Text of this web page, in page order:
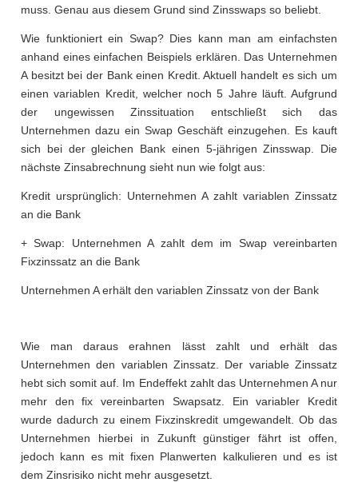
muss. Genau aus diesem Grund sind Zinsswaps so beliebt.
Wie funktioniert ein Swap? Dies kann man am einfachsten
anhand eines einfachen Beispiels erklären. Das Unternehmen
A besitzt bei der Bank einen Kredit. Aktuell handelt es sich um
einen variablen Kredit, welcher noch 5 Jahre läuft. Aufgrund
der ungewissen Zinssituation entschließt sich das
Unternehmen dazu ein Swap Geschäft einzugehen. Es kauft
sich bei der gleichen Bank einen 5-jährigen Zinsswap. Die
nächste Zinsabrechnung sieht nun wie folgt aus:
Kredit ursprünglich: Unternehmen A zahlt variablen Zinssatz
an die Bank
+ Swap: Unternehmen A zahlt dem im Swap vereinbarten
Fixzinssatz an die Bank
Unternehmen A erhält den variablen Zinssatz von der Bank
Wie man daraus erahnen lässt zahlt und erhält das
Unternehmen den variablen Zinssatz. Der variable Zinssatz
hebt sich somit auf. Im Endeffekt zahlt das Unternehmen A nur
mehr den fix vereinbarten Swapsatz. Ein variabler Kredit
wurde dadurch zu einem Fixzinskredit umgewandelt. Ob das
Unternehmen hierbei in Zukunft günstiger fährt ist offen,
jedoch kann es mit fixen Planwerten kalkulieren und es ist
dem Zinsrisiko nicht mehr ausgesetzt.